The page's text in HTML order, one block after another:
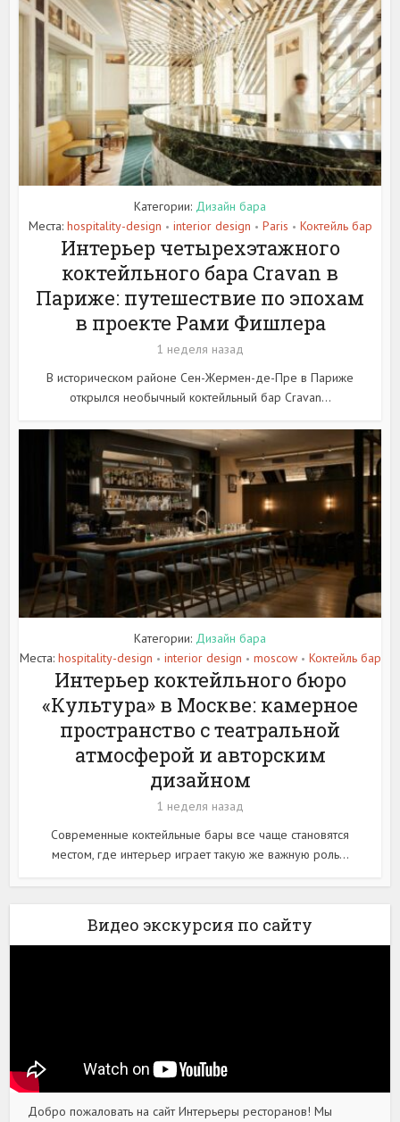
Категории: Дизайн бара
Места: hospitality-design • interior design • Paris • Коктейль бар
Интерьер четырехэтажного
коктейльного бара Cravan в
Париже: путешествие по эпохам
в проекте Рами Фишлера
1 неделя назад
В историческом районе Сен-Жермен-де-Пре в Париже
открылся необычный коктейльный бар Cravan...
Категории: Дизайн бара
Места: hospitality-design • interior design • moscow • Коктейль бар
Интерьер коктейльного бюро
«Культура» в Москве: камерное
пространство с театральной
атмосферой и авторским
дизайном
1 неделя назад
Современные коктейльные бары все чаще становятся
местом, где интерьер играет такую же важную роль...
Видео экскурсия по сайту
Добро пожаловать на сайт Интерьеры ресторанов! Мы